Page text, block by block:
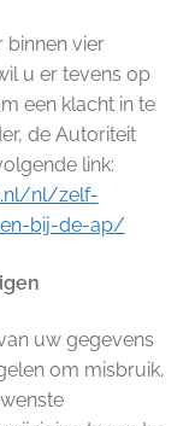
binnen vier
u er tevens op
een klacht in te
de Autoriteit
link:
nl/zelf-
bij-de-ap/
uw gegevens
om misbruik,